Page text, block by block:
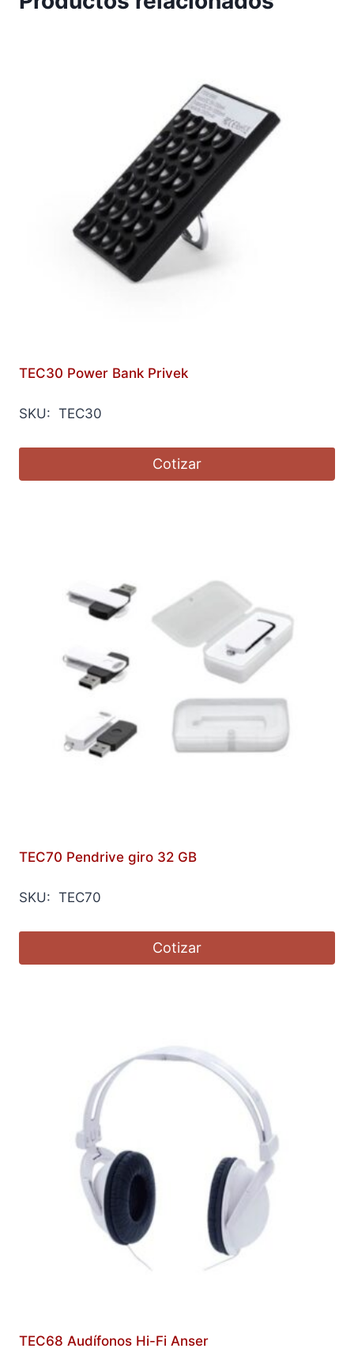
TEC30 Power Bank Privek
SKU: TEC30
Cotizar
TEC70 Pendrive giro 32 GB
SKU: TEC70
Cotizar
TEC68 Audífonos Hi-Fi Anser